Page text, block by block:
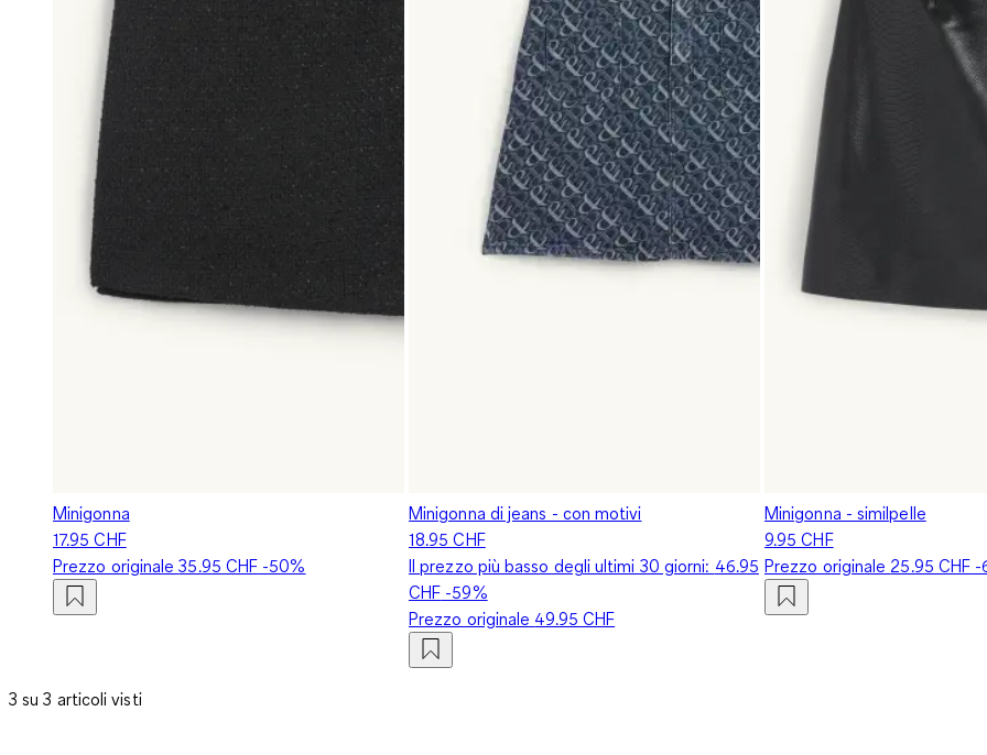
Minigonna
17.95 CHF
Prezzo originale35.95 CHF -50%
Minigonna di jeans - con motivi
18.95 CHF
Il prezzo più basso degli ultimi 30 giorni: 46.95
CHF -59%
Prezzo originale 49.95 CHF
Minigonna - similpelle
9.95 CHF
Prezzo originale 25.95 CHF -
3 su 3 articoli visti